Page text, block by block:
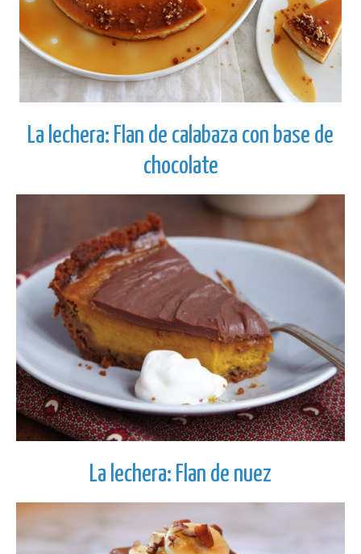
La lechera: Flan de calabaza con base de
chocolate
La lechera: Flan de nuez